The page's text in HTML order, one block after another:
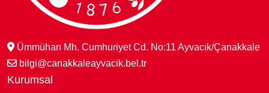
Ümmühan Mh. Cumhuriyet Cd. No:11 Ayvacık/Çanakkale
bilgi@canakkaleayvacik.bel.tr
Kurumsal